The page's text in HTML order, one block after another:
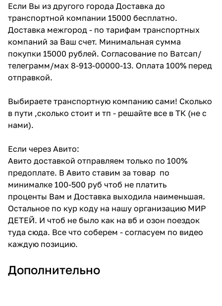
Если Вы из другого города Доставка до
транспортной компании 15000 бесплатно.
Доставка межгород - по тарифам транспортных
компаний за Ваш счет. Минимальная сумма
покупки 15000 рублей. Согласование по Ватсап/
телеграмм/мах 8-913-00000-13. Оплата 100% перед
отправкой.
Выбираете транспортную компанию сами! Сколько
в пути ,сколько стоит и тп - решайте все в ТК (не с
нами).
Если через Авито:
Авито доставкой отправляем только по 100%
предоплате. В Авито ставим за товар по
минималке 100-500 руб чтоб не платить
проценты Вам и Доставка выходила наименьшая.
Остальное по кур коду на нашу организацию МИР
ДЕТЕЙ. И чтоб не было как на вб и озон поездок
туда сюда. Все что соберем - согласуем по видео
каждую позицию.
Дополнительно